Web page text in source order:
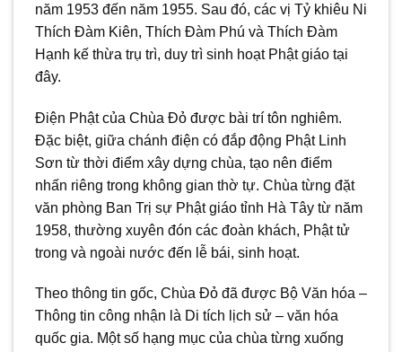
năm 1953 đến năm 1955. Sau đó, các vị Tỷ khiêu Ni
Thích Đàm Kiên, Thích Đàm Phú và Thích Đàm
Hạnh kế thừa trụ trì, duy trì sinh hoạt Phật giáo tại
đây.
Điện Phật của Chùa Đỏ được bài trí tôn nghiêm.
Đặc biệt, giữa chánh điện có đắp động Phật Linh
Sơn từ thời điểm xây dựng chùa, tạo nên điểm
nhấn riêng trong không gian thờ tự. Chùa từng đặt
văn phòng Ban Trị sự Phật giáo tỉnh Hà Tây từ năm
1958, thường xuyên đón các đoàn khách, Phật tử
trong và ngoài nước đến lễ bái, sinh hoạt.
Theo thông tin gốc, Chùa Đỏ đã được Bộ Văn hóa –
Thông tin công nhận là Di tích lịch sử – văn hóa
quốc gia. Một số hạng mục của chùa từng xuống